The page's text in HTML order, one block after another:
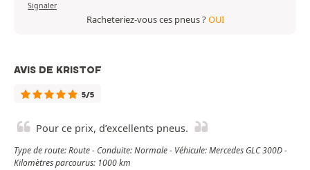
Signaler
Racheteriez-vous ces pneus ?OUI
AVIS DE KRISTOF
5/5
Pour ce prix, d’excellents pneus.
Type de route: Route - Conduite: Normale - Véhicule: Mercedes GLC 300D -
Kilomètres parcourus: 1000 km